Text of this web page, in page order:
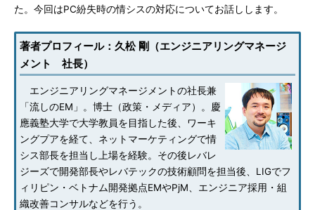
た。今回はPC紛失時の情シスの対応についてお話しします。
著者プロフィール：久松 剛（エンジニアリングマネージ
メント 社長）
エンジニアリングマネージメントの社長兼
「流しのEM」。博士（政策・メディア）。慶
應義塾大学で大学教員を目指した後、ワーキ
ングプアを経て、ネットマーケティングで情
シス部長を担当し上場を経験。その後レバレ
ジーズで開発部長やレバテックの技術顧問を担当後、LIGでフ
ィリピン・ベトナム開発拠点EMやPjM、エンジニア採用・組
織改善コンサルなどを行う。